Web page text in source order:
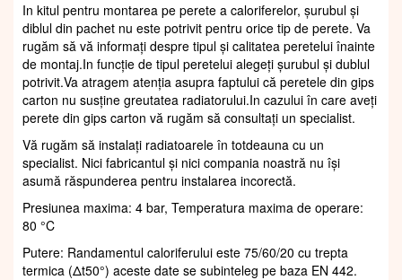
In kitul pentru montarea pe perete a caloriferelor, șurubul și
diblul din pachet nu este potrivit pentru orice tip de perete. Va
rugăm să vă informați despre tipul și calitatea peretelui înainte
de montaj.In funcție de tipul peretelui alegeți șurubul și dublul
potrivit.Va atragem atenția asupra faptului că peretele din gips
carton nu susține greutatea radiatorului.In cazului în care aveți
perete din gips carton vă rugăm să consultați un specialist.
Vă rugăm să instalați radiatoarele în totdeauna cu un
specialist. Nici fabricantul și nici compania noastră nu își
asumă răspunderea pentru instalarea incorectă.
Presiunea maxima: 4 bar, Temperatura maxima de operare:
80 °C
Putere: Randamentul caloriferului este 75/60/20 cu trepta
termica (Δt50°) aceste date se subinteleg pe baza EN 442.